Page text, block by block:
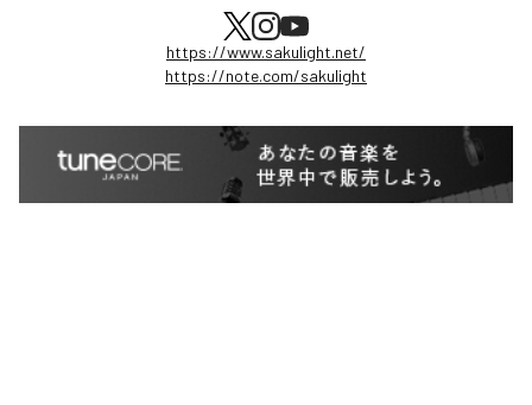
https://www.sakulight.net/
https://note.com/sakulight